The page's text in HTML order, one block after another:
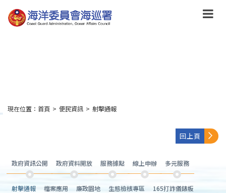
到
主
:::
現在位置： 首頁 > 便民資訊 > 射擊通報
回上頁
政府資訊公開 政府資料開放 服務據點 線上申辦 多元服務
射擊通報 檔案應用 廉政園地 生態檢核專區 165打詐儀錶板